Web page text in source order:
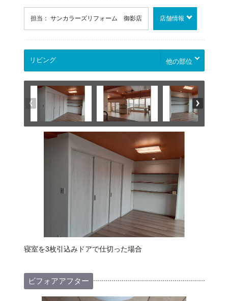
担当： サンカラーズリフォーム 御影店 店舗情報
他の部位
寝室を3枚引込みドアで仕切った場合
ビフォアアフター